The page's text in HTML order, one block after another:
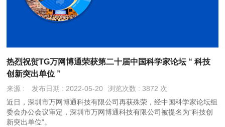
热烈祝贺TG万网博通荣获第二十届中国科学家论坛 “ 科技
创新突出单位 ”
来源 : 发布日期 : 2022-05-20
浏览次数 : 3872 次
近日，深圳市万网博通科技有限公司再获殊荣，经中国科学家论坛组
委会办公会议审定，深圳市万网博通科技有限公司被提名为“科技创
新突出单位”。